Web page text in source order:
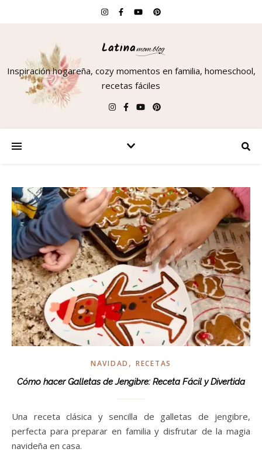
Inspiración hogareña, cozy momentos en familia, homeschool,
recetas fáciles
NAVIDAD , RECETAS
Cómo hacer Galletas de Jengibre: Receta Fácil y Divertida
Una receta clásica y sencilla de galletas de jengibre,
perfecta para preparar en familia y disfrutar de la magia
navideña en casa.